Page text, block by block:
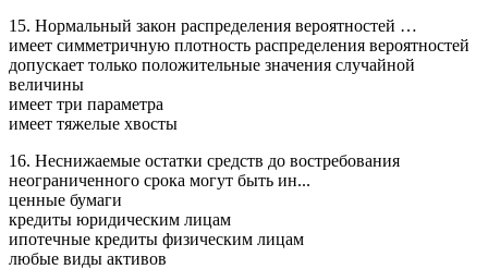
15. Нормальный закон распределения вероятностей …
имеет симметричную плотность распределения вероятностей
допускает только положительные значения случайной
величины
имеет три параметра
имеет тяжелые хвосты
16. Неснижаемые остатки средств до востребования
неограниченного срока могут быть ин...
ценные бумаги
кредиты юридическим лицам
ипотечные кредиты физическим лицам
любые виды активов